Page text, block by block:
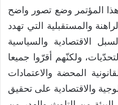
المؤتمر وضع تصور واضح
والمستقبلية التي تهدد
الاقتصادية والسياسية
ولكنّهم أقرّوا جميعا
المحضة والاعتمادات
والاقتصادية على تحقيق